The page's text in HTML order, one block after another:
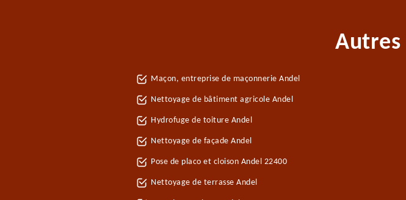
Autres
Maçon, entreprise de maçonnerie Andel
Nettoyage de bâtiment agricole Andel
Hydrofuge de toiture Andel
Nettoyage de façade Andel
Pose de placo et cloison Andel 22400
Nettoyage de terrasse Andel